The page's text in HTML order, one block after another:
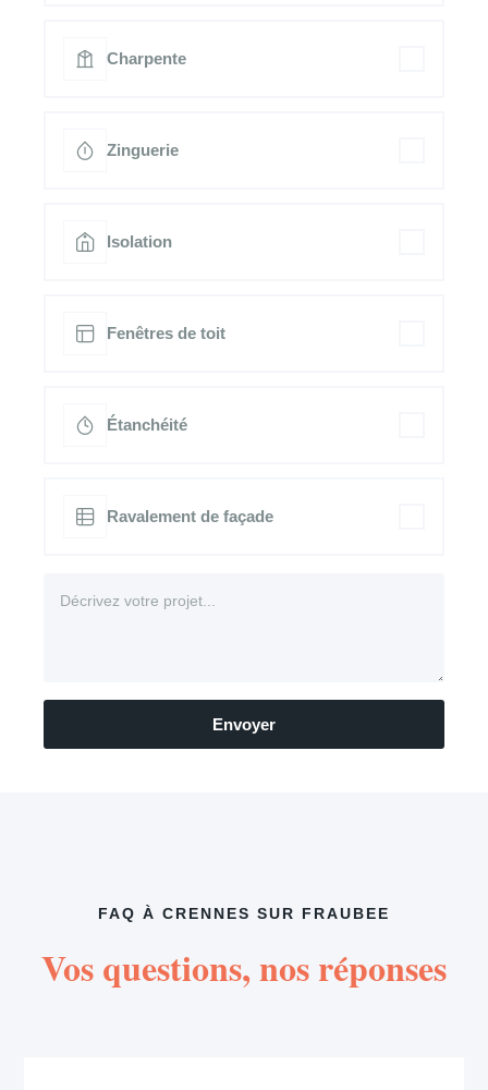
Charpente
Zinguerie
Isolation
Fenêtres de toit
Étanchéité
Ravalement de façade
Envoyer
FAQ À CRENNES SUR FRAUBEE
Vos questions, nos réponses